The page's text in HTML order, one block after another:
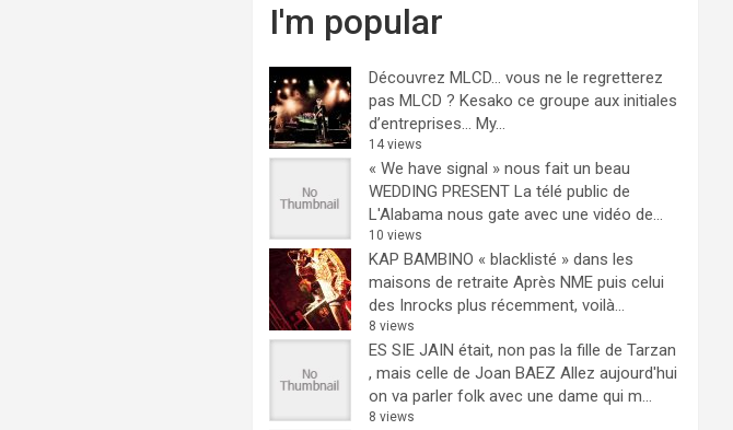
I'm popular
Découvrez MLCD… vous ne le regretterez
pas MLCD ? Kesako ce groupe aux initiales
d’entreprises… My...
14 views
« We have signal » nous fait un beau
WEDDING PRESENT La télé public de
L'Alabama nous gate avec une vidéo de...
10 views
KAP BAMBINO « blacklisté » dans les
maisons de retraite Après NME puis celui
des Inrocks plus récemment, voilà...
8 views
ES SIE JAIN était, non pas la fille de Tarzan
, mais celle de Joan BAEZ Allez aujourd'hui
on va parler folk avec une dame qui m...
8 views